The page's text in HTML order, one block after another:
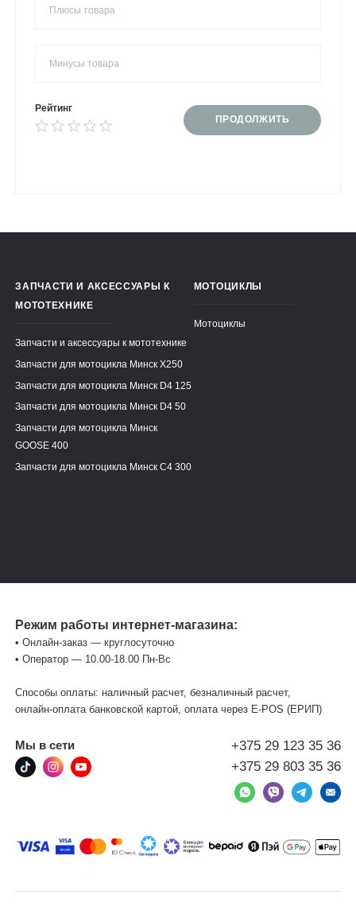
Рейтинг
ПРОДОЛЖИТЬ
ЗАПЧАСТИ И АКСЕССУАРЫ К
МОТОТЕХНИКЕ
Запчасти и аксессуары к мототехнике
Запчасти для мотоцикла Минск X250
Запчасти для мотоцикла Минск D4 125
Запчасти для мотоцикла Минск D4 50
Запчасти для мотоцикла Минск
GOOSE 400
Запчасти для мотоцикла Минск C4 300
МОТОЦИКЛЫ
Мотоциклы
Режим работы интернет-магазина:
• Онлайн-заказ — круглосуточно
• Оператор — 10.00-18.00 Пн-Вс
Способы оплаты: наличный расчет, безналичный расчет,
онлайн-оплата банковской картой, оплата через Е-POS (ЕРИП)
+375 29 123 35 36
+375 29 803 35 36
Мы в сети